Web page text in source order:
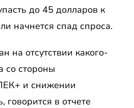
до 45 долларов к
начнется спад спроса.
на отсутствии какого-
со стороны
и снижении
говорится в отчете